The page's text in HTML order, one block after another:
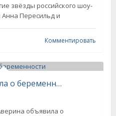
звёзды российского шоу-
Пересильд и
Комментировать
Дина Аверина объявила о беременности
объявила о